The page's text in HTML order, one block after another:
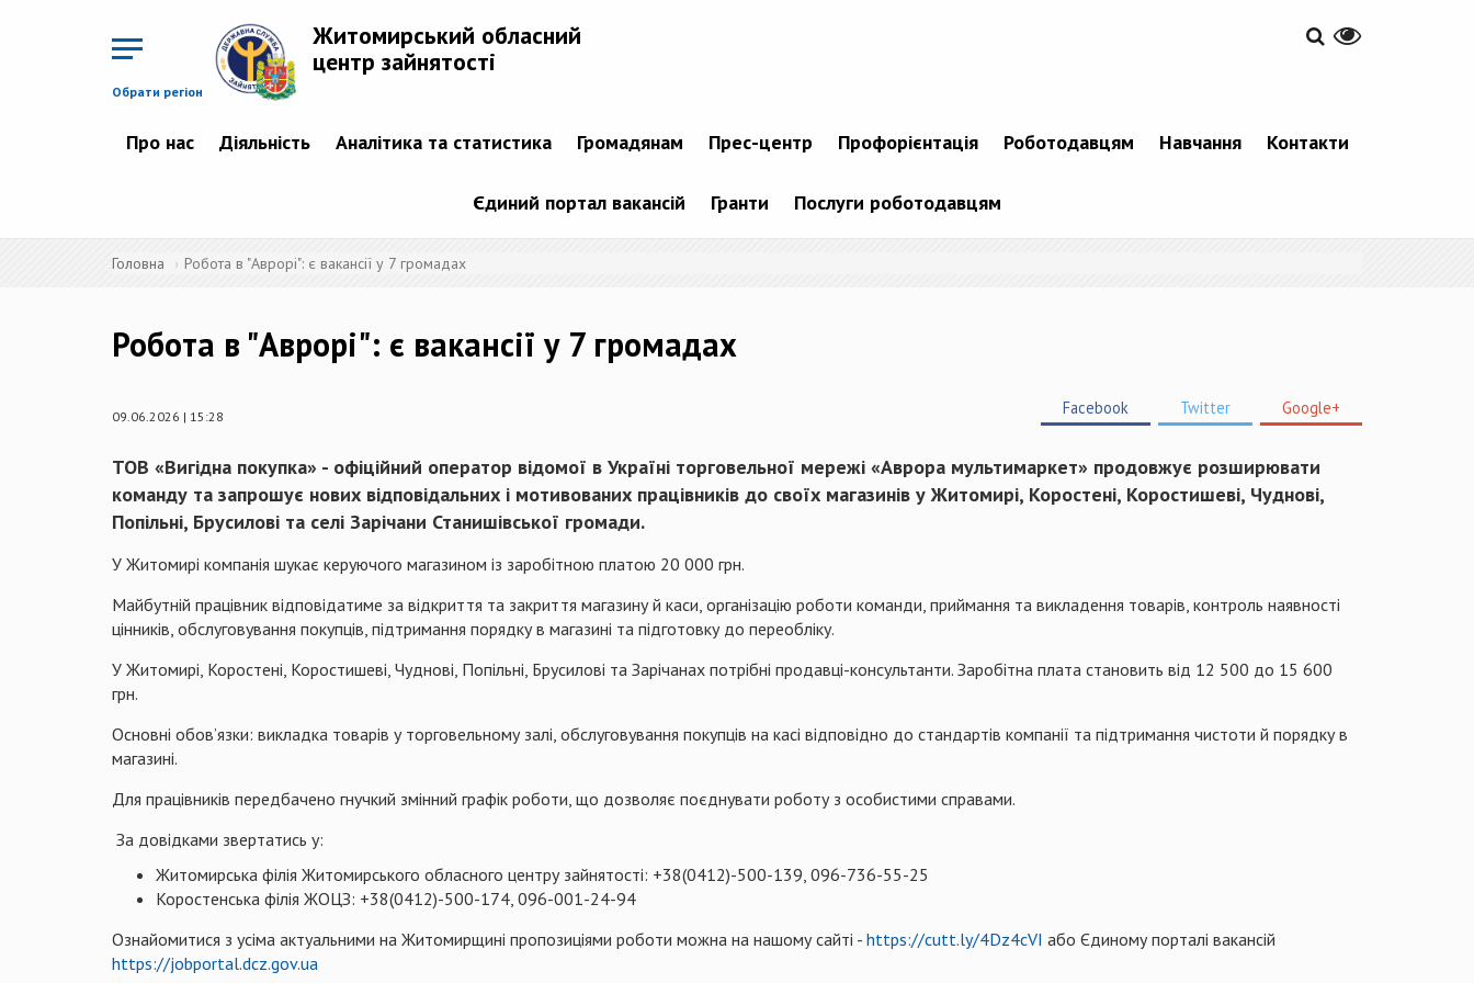
Обрати регіон
Житомирський обласний
центр зайнятості
Про нас Діяльність Аналітика та статистика Громадянам Прес-центр Профорієнтація Роботодавцям Навчання Контакти
Єдиний портал вакансій Гранти Послуги роботодавцям
Головна Робота в "Аврорі": є вакансії у 7 громадах
Робота в "Аврорі": є вакансії у 7 громадах
09.06.2026 | 15:28 Facebook Twitter Google+
ТОВ «Вигідна покупка» - офіційний оператор відомої в Україні торговельної мережі «Аврора мультимаркет» продовжує розширювати
команду та запрошує нових відповідальних і мотивованих працівників до своїх магазинів у Житомирі, Коростені, Коростишеві, Чуднові,
Попільні, Брусилові та селі Зарічани Станишівської громади.
У Житомирі компанія шукає керуючого магазином із заробітною платою 20 000 грн.
Майбутній працівник відповідатиме за відкриття та закриття магазину й каси, організацію роботи команди, приймання та викладення товарів, контроль наявності
цінників, обслуговування покупців, підтримання порядку в магазині та підготовку до переобліку.
У Житомирі, Коростені, Коростишеві, Чуднові, Попільні, Брусилові та Зарічанах потрібні продавці-консультанти. Заробітна плата становить від 12 500 до 15 600
грн.
Основні обов’язки: викладка товарів у торговельному залі, обслуговування покупців на касі відповідно до стандартів компанії та підтримання чистоти й порядку в
магазині.
Для працівників передбачено гнучкий змінний графік роботи, що дозволяє поєднувати роботу з особистими справами.
За довідками звертатись у:
Житомирська філія Житомирського обласного центру зайнятості: +38(0412)-500-139, 096-736-55-25
Коростенська філія ЖОЦЗ: +38(0412)-500-174, 096-001-24-94
Ознайомитися з усіма актуальними на Житомирщині пропозиціями роботи можна на нашому сайті - https://cutt.ly/4Dz4cVI або Єдиному порталі вакансій
https://jobportal.dcz.gov.ua